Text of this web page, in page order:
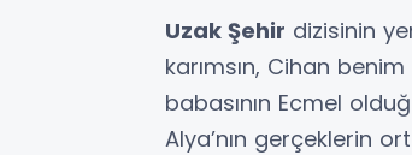
Uzak Şehir dizisinin
karımsın, Cihan
babasının Ecmel
Alya’nın gerçeklerin